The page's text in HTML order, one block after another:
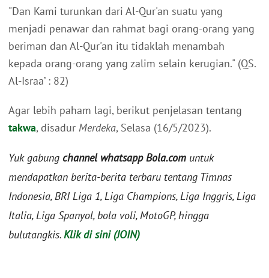
"Dan Kami turunkan dari Al-Qur'an suatu yang
menjadi penawar dan rahmat bagi orang-orang yang
beriman dan Al-Qur'an itu tidaklah menambah
kepada orang-orang yang zalim selain kerugian." (QS.
Al-Israa’ : 82)
Agar lebih paham lagi, berikut penjelasan tentang
takwa, disadur Merdeka, Selasa (16/5/2023).
Yuk gabung channel whatsapp Bola.com untuk
mendapatkan berita-berita terbaru tentang Timnas
Indonesia, BRI Liga 1, Liga Champions, Liga Inggris, Liga
Italia, Liga Spanyol, bola voli, MotoGP, hingga
bulutangkis.Klik di sini (JOIN)